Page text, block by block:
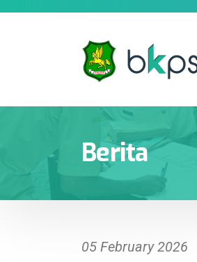
Berita
05 February 2026